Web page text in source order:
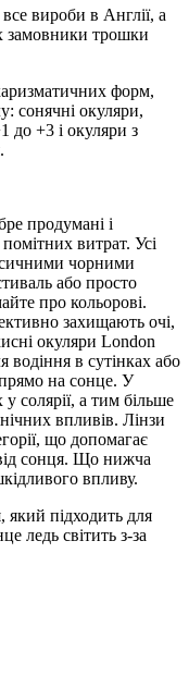
вироби в Англії, а
замовники трошки
форм,
сонячні окуляри,
до +3 і окуляри з
продумані і
витрат. Усі
чорними
або просто
про кольорові.
захищають очі,
окуляри London
водіння в сутінках або
на сонце. У
солярії, а тим більше
впливів. Лінзи
що допомагає
від сонця. Що нижча
впливу.
який підходить для
ледь світить з-за